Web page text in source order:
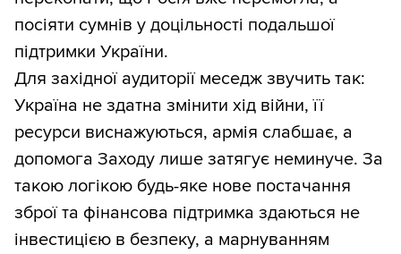
посіяти сумнів у доцільності подальшої
підтримки України.
Для західної аудиторії меседж звучить так:
Україна не здатна змінити хід війни, її
ресурси виснажуються, армія слабшає, а
допомога Заходу лише затягує неминуче. За
такою логікою будь-яке нове постачання
зброї та фінансова підтримка здаються не
інвестицією в безпеку, а марнуванням